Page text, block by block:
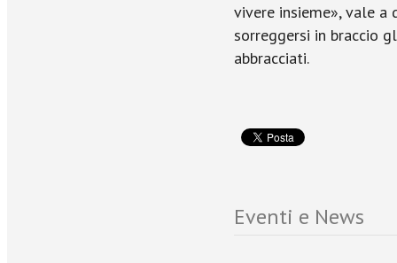
vivere insieme», vale a
sorreggersi in braccio
abbracciati.
Eventi e News